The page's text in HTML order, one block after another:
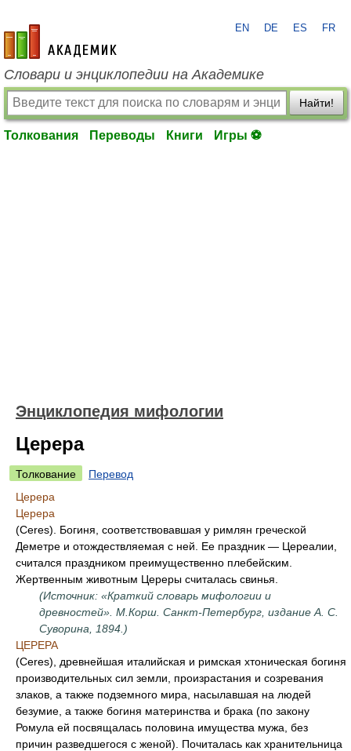
academic.ru
EN DE ES FR
Словари и энциклопедии на Академике
Найти!
Толкования Переводы Книги Игры ⚽
Энциклопедия мифологии
Церера
Толкование
Перевод
Церера
Церера
(Ceres). Богиня, соответствовавшая у римлян греческой
Деметре и отождествляемая с ней. Ее праздник — Цереалии,
считался праздником преимущественно плебейским.
Жертвенным животным Цереры считалась свинья.
(Источник: «Краткий словарь мифологии и
древностей». М.Корш. Санкт-Петербург, издание А. С.
Суворина, 1894.)
ЦЕРЕРА
(Ceres), древнейшая италийская и римская хтоническая богиня
производительных сил земли, произрастания и созревания
злаков, а также подземного мира, насылавшая на людей
безумие, а также богиня материнства и брака (по закону
Ромула ей посвящалась половина имущества мужа, без
причин разведшегося с женой). Почиталась как хранительница